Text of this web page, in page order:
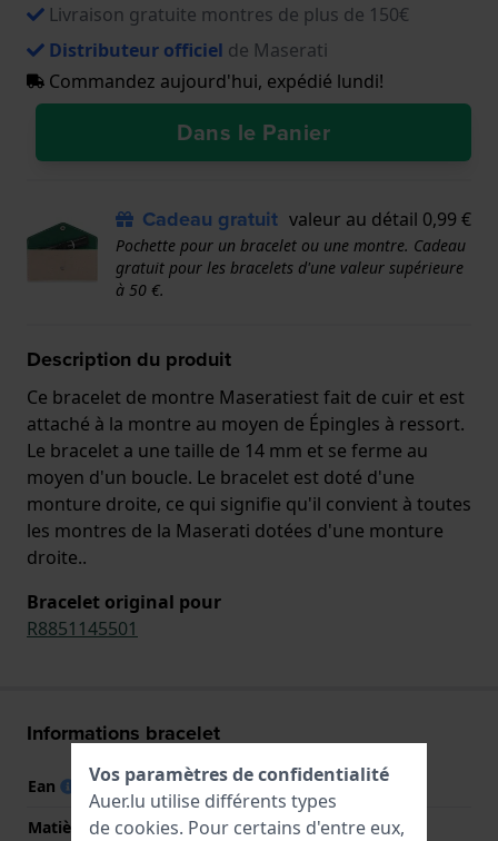
Livraison gratuite montres de plus de 150€
Distributeur officiel de Maserati
Commandez aujourd'hui, expédié lundi!
Dans le Panier
Cadeau gratuit valeur au détail 0,99 €
Pochette pour un bracelet ou une montre. Cadeau
gratuit pour les bracelets d'une valeur supérieure
à 50 €.
Description du produit
Ce bracelet de montre Maseratiest fait de cuir et est
attaché à la montre au moyen de Épingles à ressort.
Le bracelet a une taille de 14 mm et se ferme au
moyen d'un boucle. Le bracelet est doté d'une
monture droite, ce qui signifie qu'il convient à toutes
les montres de la Maserati dotées d'une monture
droite..
Bracelet original pour
R8851145501
Informations bracelet
Ean
9999900497014
Matière bracelet
Cuir
Vos paramètres de confidentialité
Auer.lu utilise différents types
de cookies. Pour certains d'entre eux,